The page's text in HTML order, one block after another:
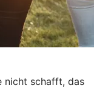
nicht schafft, das